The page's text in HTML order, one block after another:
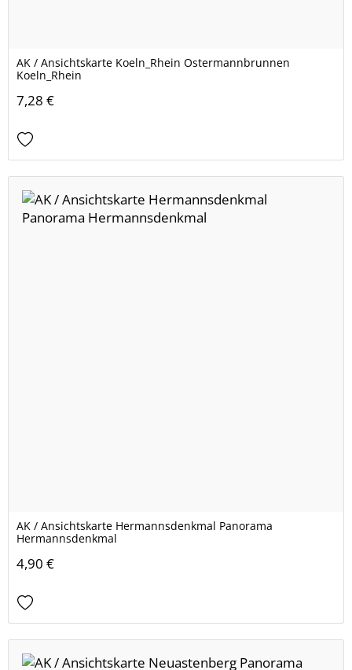
AK / Ansichtskarte Koeln_Rhein Ostermannbrunnen
Koeln_Rhein
7,28 €
AK / Ansichtskarte Hermannsdenkmal Panorama
Hermannsdenkmal
4,90 €